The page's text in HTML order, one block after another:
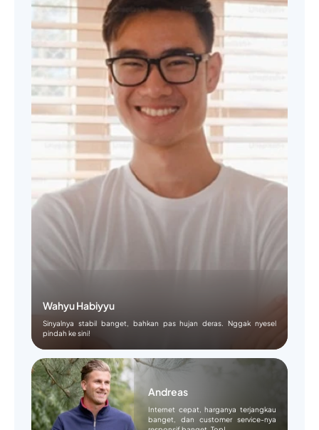
Wahyu Habiyyu
Sinyalnya stabil banget, bahkan pas hujan deras. Nggak nyesel
pindah ke sini!
Andreas
Internet cepat, harganya terjangkau
banget, dan customer service-nya